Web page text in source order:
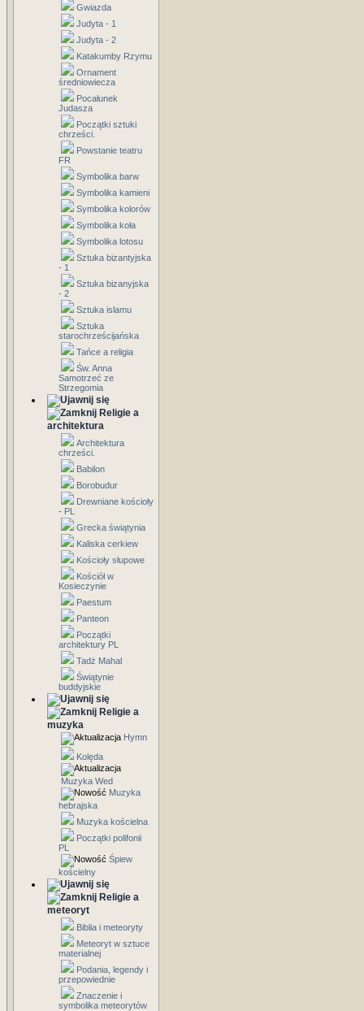
Gwiazda
Judyta - 1
Judyta - 2
Katakumby Rzymu
Ornament
średniowiecza
Pocałunek
Judasza
Początki sztuki
chrześci.
Powstanie teatru
FR
Symbolika barw
Symbolika kamieni
Symbolika kolorów
Symbolika koła
Symbolika lotosu
Sztuka bizantyjska
- 1
Sztuka bizanyjska
- 2
Sztuka islamu
Sztuka
starochrześcijańska
Tańce a religia
Św. Anna
Samotrzeć ze
Strzegomia
Religie a
architektura
Architektura
chrześci.
Babilon
Borobudur
Drewniane kościoły
- PL
Grecka świątynia
Kaliska cerkiew
Kościoły słupowe
Kościół w
Kosieczynie
Paestum
Panteon
Początki
architektury PL
Tadż Mahal
Świątynie
buddyjskie
Religie a
muzyka
Hymn
Kolęda
Muzyka Wed
Muzyka
hebrajska
Muzyka kościelna
Początki polifonii
PL
Śpiew
kościelny
Religie a
meteoryt
Biblia i meteoryty
Meteoryt w sztuce
materialnej
Podania, legendy i
przepowiednie
Znaczenie i
symbolika meteorytów